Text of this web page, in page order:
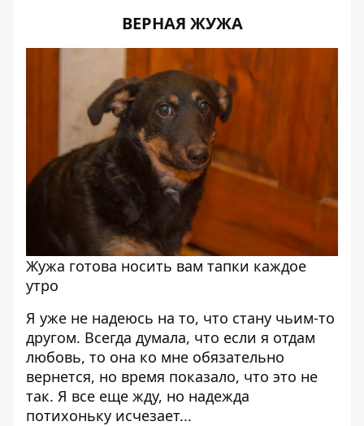
ВЕРНАЯ ЖУЖА
Жужа готова носить вам тапки каждое
утро
Я уже не надеюсь на то, что стану чьим-то
другом. Всегда думала, что если я отдам
любовь, то она ко мне обязательно
вернется, но время показало, что это не
так. Я все еще жду, но надежда
потихоньку исчезает...